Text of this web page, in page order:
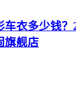
车衣多少钱
旗舰店